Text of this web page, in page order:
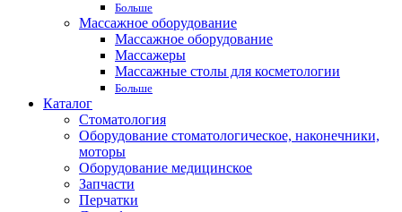
Больше
Массажное оборудование
Массажное оборудование
Массажеры
Массажные столы для косметологии
Больше
Каталог
Стоматология
Оборудование стоматологическое, наконечники,
моторы
Оборудование медицинское
Запчасти
Перчатки